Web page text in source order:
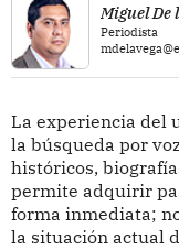
Miguel De
Periodista
La experiencia del
la búsqueda por
históricos,
permite adquirir
forma inmediata;
la situación actual